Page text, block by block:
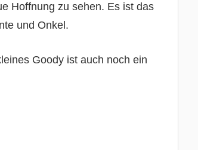
Hoffnung zu sehen. Es ist das
und Onkel.
Goody ist auch noch ein